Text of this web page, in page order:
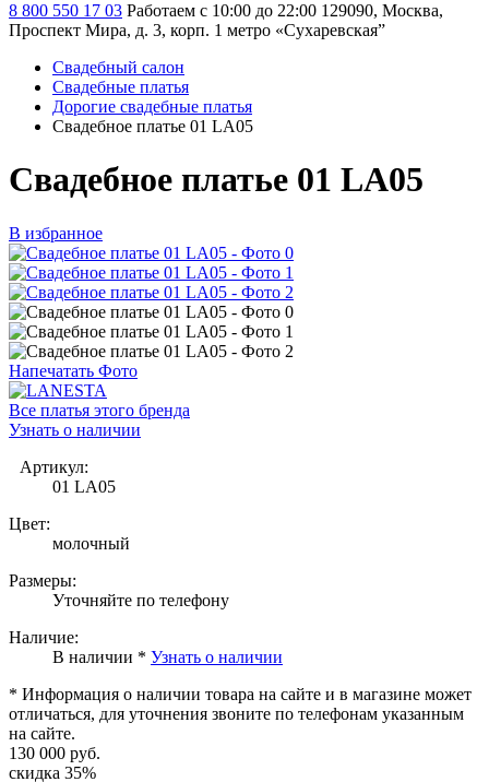
8 800 550 17 03 Работаем с 10:00 до 22:00 129090, Москва,
Проспект Мира, д. 3, корп. 1 метро «Сухаревская”
Свадебный салон
Свадебные платья
Дорогие свадебные платья
Свадебное платье 01 LA05
Свадебное платье 01 LA05
В избранное
Напечатать Фото
Все платья этого бренда
Узнать о наличии
Артикул:
01 LA05
Цвет:
молочный
Размеры:
Уточняйте по телефону
Наличие:
В наличии * Узнать о наличии
* Информация о наличии товара на сайте и в магазине может
отличаться, для уточнения звоните по телефонам указанным
на сайте.
130 000 руб.
скидка 35%